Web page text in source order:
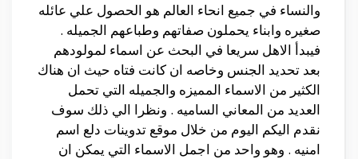
والنساء في جميع انحاء العالم هو الحصول علي عائله
صغيره وابناء يحملون صفاتهم وطباعهم الجميله .
فيبدأ الاهل سريعا في البحث عن اسماء لمولودهم
بعد تحديد الجنس وخاصه ان كانت فتاه حيث ان هناك
الكثير من الاسماء المميزه والجميله التي تحمل
العديد من المعاني الساميه . ونظرا الي ذلك سوف
نقدم اليكم اليوم من خلال موقع تدوينات دلع اسم
امنيه . وهو واحد من اجمل الاسماء التي يمكن ان